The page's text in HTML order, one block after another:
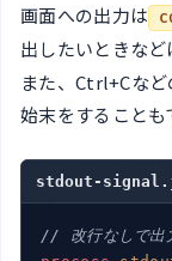
画面への出力は
出したいときなど
また、Ctrl+Cな
始末をすることも
stdout-
// 改行なしで出